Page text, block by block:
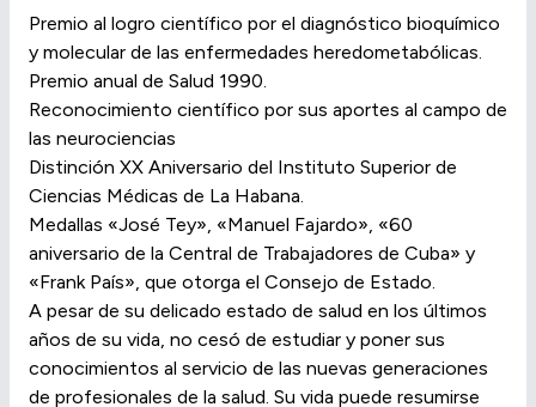
Premio al logro científico por el diagnóstico bioquímico
y molecular de las enfermedades heredometabólicas.
Premio anual de Salud 1990.
Reconocimiento científico por sus aportes al campo de
las neurociencias
Distinción XX Aniversario del Instituto Superior de
Ciencias Médicas de La Habana.
Medallas «José Tey», «Manuel Fajardo», «60
aniversario de la Central de Trabajadores de Cuba» y
«Frank País», que otorga el Consejo de Estado.
A pesar de su delicado estado de salud en los últimos
años de su vida, no cesó de estudiar y poner sus
conocimientos al servicio de las nuevas generaciones
de profesionales de la salud. Su vida puede resumirse